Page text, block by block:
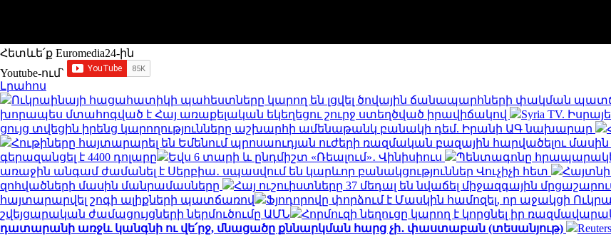
Հետևե՛ք Euromedia24-ին
Youtube-ում`
Լրահոս
Ուկրաինայի հացահատիկի պահեստները կարող են լցվել ծովային ճանապարհների փակման
խորապես մտահոգված է Հայ առաքելական եկեղեցու շուրջ ստեղծված իրավիճակով
Syria TV.
ցույց տվեցին իրենց կարողությունները աշխարհի ամենաթանկ բանակի դեմ. Իրանի ԱԳ նախարար
Հութիները հայտարարել են Եմենում պրոսաուդյան ուժերի ռազմական բազային հարվածելու մասին
գերազանցել է 4400 դոլարը
Եվս 6 տարի և ընդմիշտ «Ռեալում»․ Վինիսիուս Պենտագոնը հրապարակել
առաջին անգամ ժամանել է Սերբիա․ սպասվում են կարևոր բանակցություններ Վուչիչի հետ
զոհվածների մասին մանրամասները
Հայ ուշուիստները 37 մեդալ են նվաճել միջազգային
հայտարարվել շոգի ալիքների պատճառով
Ֆյոդորովը փորձում է Մասկին համոզել, որ աջակցի
շվեյցարական ժամացույցների ներմուծումը ԱՄՆ
Հորմուզի նեղուցը կարող է կորցնել իր
դատարանի առջև կանգնի ու վե՛րջ, մնացածը քննարկման հարց չի․ փաստաբան (տեսանյութ)